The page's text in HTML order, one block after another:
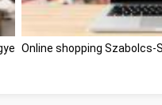
Online shopping